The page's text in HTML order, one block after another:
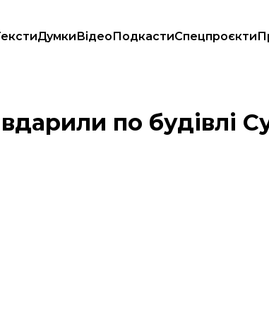
ДумкиВідеоПодкастиСпецпроєкти
по будівлі